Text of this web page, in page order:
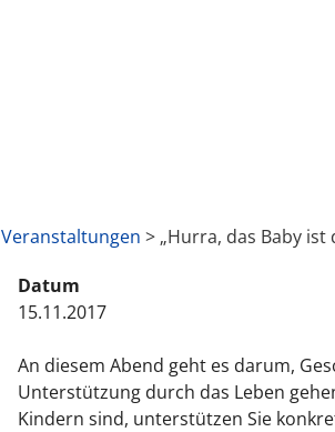
Veranstaltungen > „Hurra, das Baby ist
Datum
15.11.2017
An diesem Abend geht es darum,
Unterstützung durch das Leben
Kindern sind, unterstützen Sie